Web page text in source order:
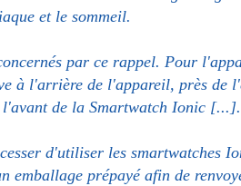
et le sommeil.
par ce rappel. Pour
à l'arrière de l'appareil, près de
de la Smartwatch Ionic [...].
d'utiliser les smartwatches
emballage prépayé afin de